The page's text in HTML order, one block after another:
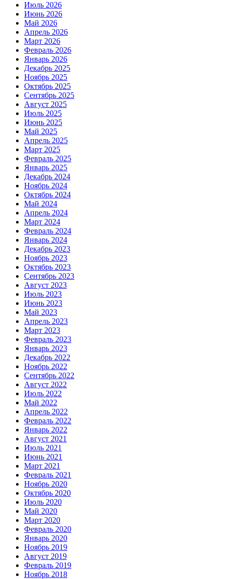
Июль 2026
Июнь 2026
Май 2026
Апрель 2026
Март 2026
Февраль 2026
Январь 2026
Декабрь 2025
Ноябрь 2025
Октябрь 2025
Сентябрь 2025
Август 2025
Июль 2025
Июнь 2025
Май 2025
Апрель 2025
Март 2025
Февраль 2025
Январь 2025
Декабрь 2024
Ноябрь 2024
Октябрь 2024
Май 2024
Апрель 2024
Март 2024
Февраль 2024
Январь 2024
Декабрь 2023
Ноябрь 2023
Октябрь 2023
Сентябрь 2023
Август 2023
Июль 2023
Июнь 2023
Май 2023
Апрель 2023
Март 2023
Февраль 2023
Январь 2023
Декабрь 2022
Ноябрь 2022
Сентябрь 2022
Август 2022
Июль 2022
Май 2022
Апрель 2022
Февраль 2022
Январь 2022
Август 2021
Июль 2021
Июнь 2021
Март 2021
Февраль 2021
Ноябрь 2020
Октябрь 2020
Июль 2020
Май 2020
Март 2020
Февраль 2020
Январь 2020
Ноябрь 2019
Август 2019
Февраль 2019
Ноябрь 2018